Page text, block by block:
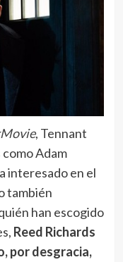
, Tennant
Adam
interesado en el
también
han escogido
Reed Richards
por desgracia,